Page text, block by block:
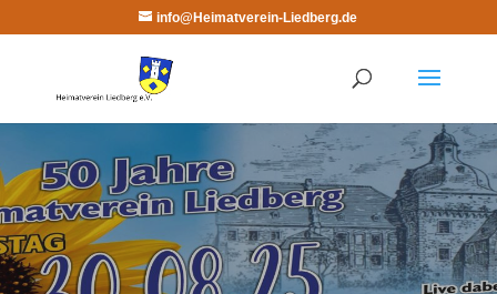
info@Heimatverein-Liedberg.de